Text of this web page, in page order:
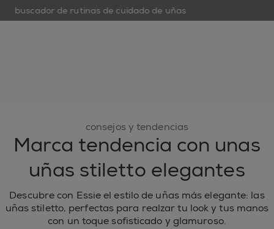
buscador de rutinas de cuidado de uñas
consejos y tendencias
Marca tendencia con unas
uñas stiletto elegantes
Descubre con Essie el estilo de uñas más elegante: las
uñas stiletto, perfectas para realzar tu look y tus manos
con un toque sofisticado y glamuroso.